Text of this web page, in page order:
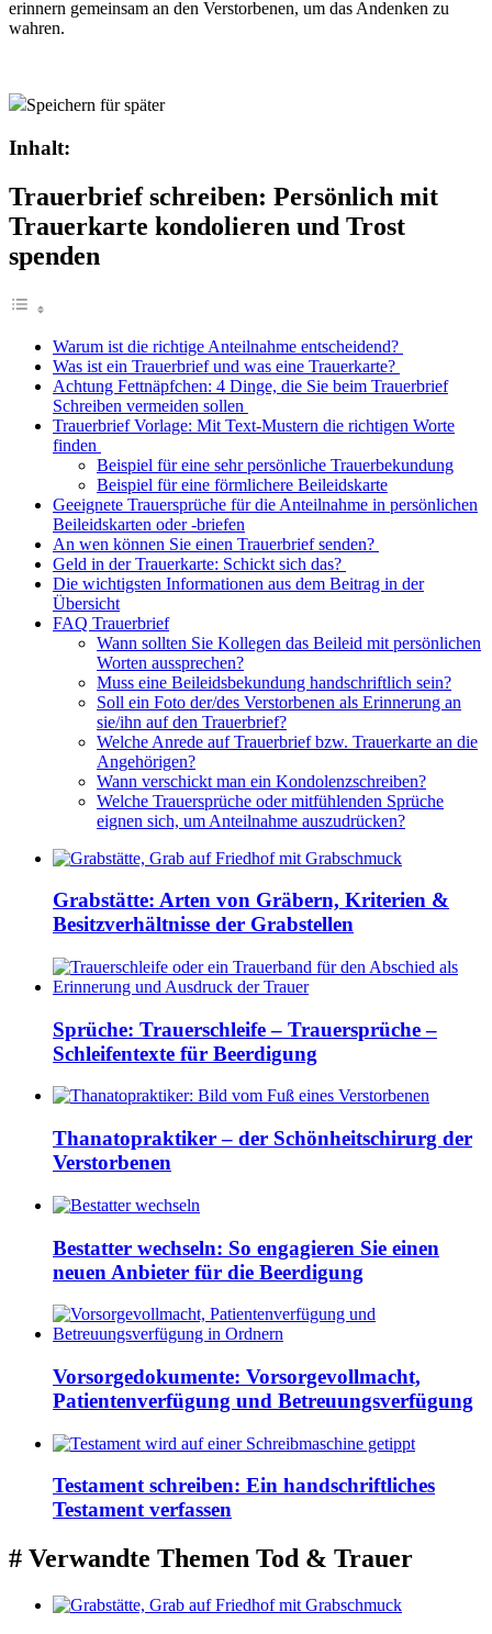
erinnern gemeinsam an den Verstorbenen, um das Andenken zu
wahren.
Speichern für später
Inhalt:
Trauerbrief schreiben: Persönlich mit
Trauerkarte kondolieren und Trost
spenden
Warum ist die richtige Anteilnahme entscheidend?
Was ist ein Trauerbrief und was eine Trauerkarte?
Achtung Fettnäpfchen: 4 Dinge, die Sie beim Trauerbrief
Schreiben vermeiden sollen
Trauerbrief Vorlage: Mit Text-Mustern die richtigen Worte
finden
Beispiel für eine sehr persönliche Trauerbekundung
Beispiel für eine förmlichere Beileidskarte
Geeignete Trauersprüche für die Anteilnahme in persönlichen
Beileidskarten oder -briefen
An wen können Sie einen Trauerbrief senden?
Geld in der Trauerkarte: Schickt sich das?
Die wichtigsten Informationen aus dem Beitrag in der
Übersicht
FAQ Trauerbrief
Wann sollten Sie Kollegen das Beileid mit persönlichen
Worten aussprechen?
Muss eine Beileidsbekundung handschriftlich sein?
Soll ein Foto der/des Verstorbenen als Erinnerung an
sie/ihn auf den Trauerbrief?
Welche Anrede auf Trauerbrief bzw. Trauerkarte an die
Angehörigen?
Wann verschickt man ein Kondolenzschreiben?
Welche Trauersprüche oder mitfühlenden Sprüche
eignen sich, um Anteilnahme auszudrücken?
Grabstätte: Arten von Gräbern, Kriterien &
Besitzverhältnisse der Grabstellen
Sprüche: Trauerschleife – Trauersprüche –
Schleifentexte für Beerdigung
Thanatopraktiker – der Schönheitschirurg der
Verstorbenen
Bestatter wechseln: So engagieren Sie einen
neuen Anbieter für die Beerdigung
Vorsorgedokumente: Vorsorgevollmacht,
Patientenverfügung und Betreuungsverfügung
Testament schreiben: Ein handschriftliches
Testament verfassen
# Verwandte Themen Tod & Trauer